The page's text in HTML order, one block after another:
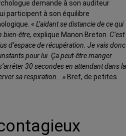
demande à son auditeur
participent à son équilibre
« L’aidant se distancie de ce qui
bien-être, explique Manon Breton. C’est
d’espace de récupération. Je vais donc
pour lui. Ça peut-être manger
30 secondes en attendant dans la
sa respiration… » Bref, de petites